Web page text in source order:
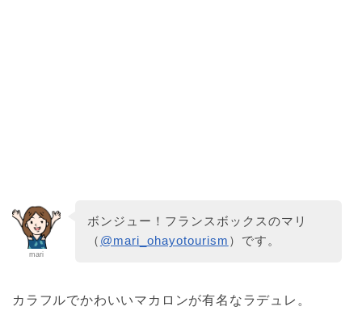
mari
ボンジュー！フランスボックスのマリ
（ @mari_ohayotourism ）です。
カラフルでかわいいマカロンが有名なラデュレ。